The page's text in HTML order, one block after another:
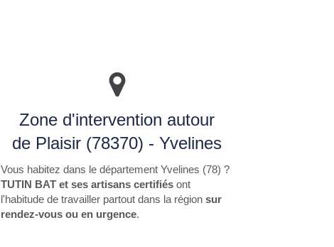
Zone d'intervention autour
de Plaisir (78370) - Yvelines
Vous habitez dans le département Yvelines (78) ?
TUTIN BAT et ses artisans certifiés ont
l'habitude de travailler partout dans la région sur
rendez-vous ou en urgence.